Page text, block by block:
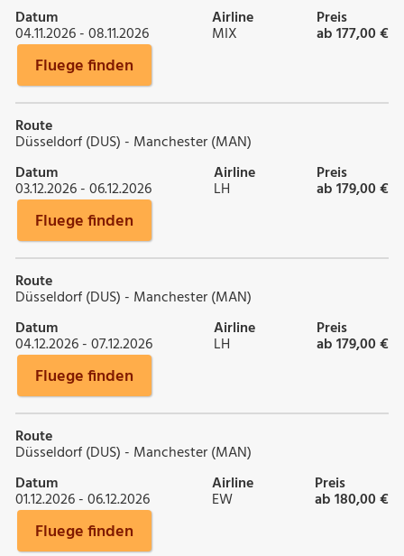
Datum
04.11.2026 - 08.11.2026
Airline
MIX
Preis
ab 177,00 €
Fluege finden
Route
Düsseldorf (DUS) - Manchester (MAN)
Datum
03.12.2026 - 06.12.2026
Airline
LH
Preis
ab 179,00 €
Fluege finden
Route
Düsseldorf (DUS) - Manchester (MAN)
Datum
04.12.2026 - 07.12.2026
Airline
LH
Preis
ab 179,00 €
Fluege finden
Route
Düsseldorf (DUS) - Manchester (MAN)
Datum
01.12.2026 - 06.12.2026
Airline
EW
Preis
ab 180,00 €
Fluege finden